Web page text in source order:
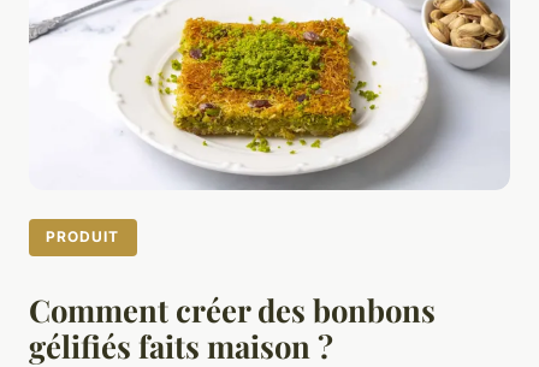
PRODUIT
Comment créer des bonbons
gélifiés faits maison ?